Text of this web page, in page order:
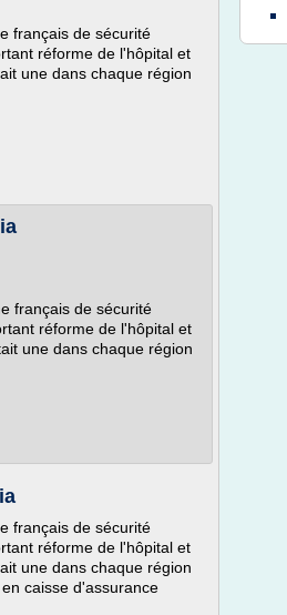
français de sécurité
réforme de l'hôpital et
une dans chaque région
français de sécurité
réforme de l'hôpital et
une dans chaque région
français de sécurité
réforme de l'hôpital et
une dans chaque région
caisse d'assurance